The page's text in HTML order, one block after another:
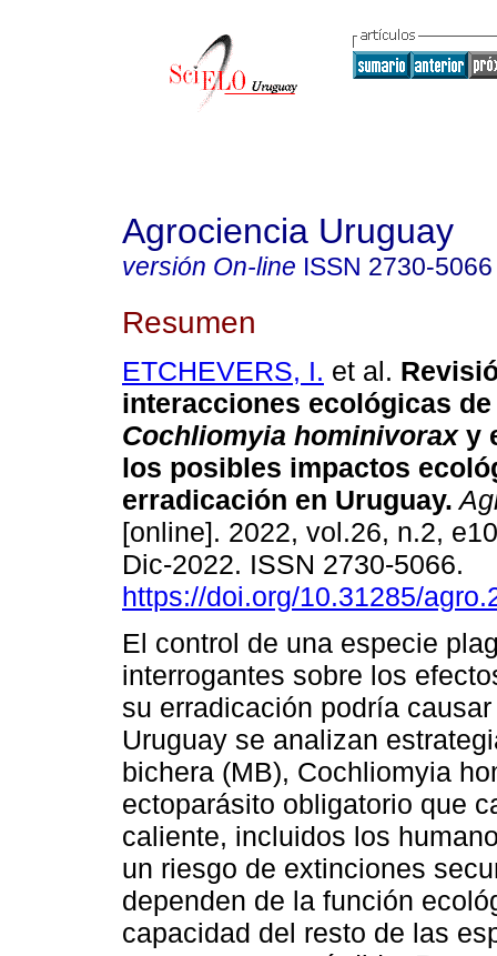
Agrociencia Uruguay
versión On-line ISSN 2730-5066
Resumen
ETCHEVERS, I. et al.
interacciones ecológicas
Cochliomyia hominivoraxy
los posibles impactos
erradicación en Uruguay.
[online]. 2022, vol.26, n.2,
Dic-2022. ISSN 2730-5066.
https://doi.org/10.31285/
El control de una especie
interrogantes sobre los
su erradicación podría
Uruguay se analizan
bichera (MB), Cochliomyia
ectoparásito obligatorio que
caliente, incluidos los
un riesgo de extinciones
dependen de la función
capacidad del resto de las